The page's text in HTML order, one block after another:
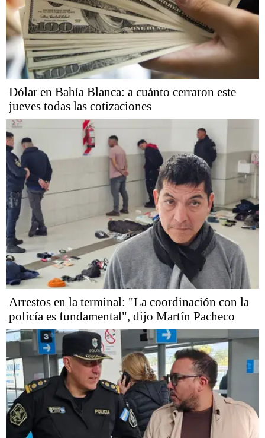
Dólar en Bahía Blanca: a cuánto cerraron este
jueves todas las cotizaciones
Arrestos en la terminal: "La coordinación con la
policía es fundamental", dijo Martín Pacheco